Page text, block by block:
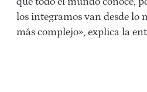
los integramos van desde lo
más complejo», explica la